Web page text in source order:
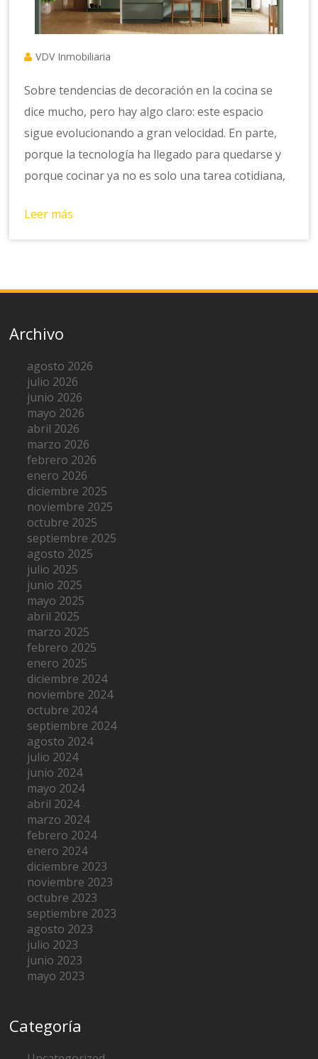
VDV Inmobiliaria
Sobre tendencias de decoración en la cocina se
dice mucho, pero hay algo claro: este espacio
sigue evolucionando a gran velocidad. En parte,
porque la tecnología ha llegado para quedarse y
porque cocinar ya no es solo una tarea cotidiana,
Leer más
Archivo
agosto 2026
julio 2026
junio 2026
mayo 2026
abril 2026
marzo 2026
febrero 2026
enero 2026
diciembre 2025
noviembre 2025
octubre 2025
septiembre 2025
agosto 2025
julio 2025
junio 2025
mayo 2025
abril 2025
marzo 2025
febrero 2025
enero 2025
diciembre 2024
noviembre 2024
octubre 2024
septiembre 2024
agosto 2024
julio 2024
junio 2024
mayo 2024
abril 2024
marzo 2024
febrero 2024
enero 2024
diciembre 2023
noviembre 2023
octubre 2023
septiembre 2023
agosto 2023
julio 2023
junio 2023
mayo 2023
Categoría